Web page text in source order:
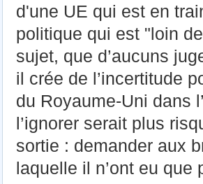
d'une UE qui est en
politique qui est "loin
sujet, que d’aucuns
il crée de l’incertitude
du Royaume-Uni dans
l’ignorer serait plus
sortie : demander aux
laquelle il n’ont eu